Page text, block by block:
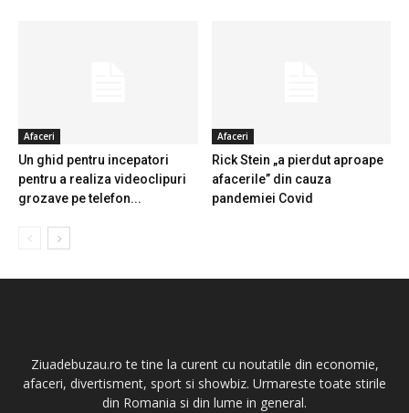
Afaceri
Un ghid pentru incepatori
pentru a realiza videoclipuri
grozave pe telefon...
Afaceri
Rick Stein „a pierdut aproape
afacerile” din cauza
pandemiei Covid
Ziuadebuzau.ro te tine la curent cu noutatile din economie,
afaceri, divertisment, sport si showbiz. Urmareste toate stirile
din Romania si din lume in general.